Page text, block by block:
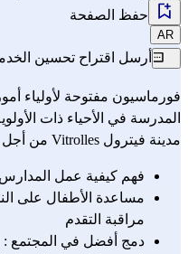
حفظ الصفحة
AR
أرسل اقتراح تحسين
مدينة فيترول Vitrolles من أجل :
فهم كيفية عمل
مراقبة التقدم
دمج أفضل في المجتمع :